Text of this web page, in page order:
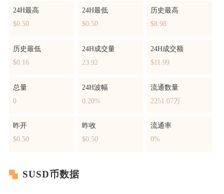
24H最高
$0.50
24H最低
$0.50
历史最高
$8.98
历史最低
$0.16
24H成交量
23.92
24H成交额
$11.99
总量
0
24H波幅
0.20%
流通数量
2251.07万
昨开
$0.50
昨收
$0.50
流通率
0%
SUSD币数据